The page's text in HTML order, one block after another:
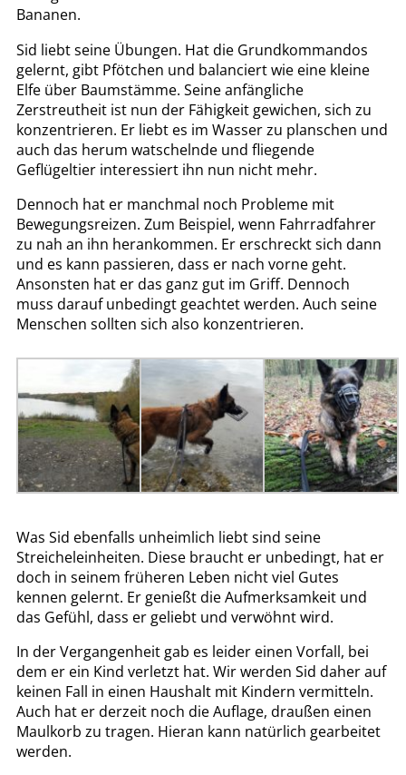
Bananen.
Sid liebt seine Übungen. Hat die Grundkommandos
gelernt, gibt Pfötchen und balanciert wie eine kleine
Elfe über Baumstämme. Seine anfängliche
Zerstreutheit ist nun der Fähigkeit gewichen, sich zu
konzentrieren. Er liebt es im Wasser zu planschen und
auch das herum watschelnde und fliegende
Geflügeltier interessiert ihn nun nicht mehr.
Dennoch hat er manchmal noch Probleme mit
Bewegungsreizen. Zum Beispiel, wenn Fahrradfahrer
zu nah an ihn herankommen. Er erschreckt sich dann
und es kann passieren, dass er nach vorne geht.
Ansonsten hat er das ganz gut im Griff. Dennoch
muss darauf unbedingt geachtet werden. Auch seine
Menschen sollten sich also konzentrieren.
Was Sid ebenfalls unheimlich liebt sind seine
Streicheleinheiten. Diese braucht er unbedingt, hat er
doch in seinem früheren Leben nicht viel Gutes
kennen gelernt. Er genießt die Aufmerksamkeit und
das Gefühl, dass er geliebt und verwöhnt wird.
In der Vergangenheit gab es leider einen Vorfall, bei
dem er ein Kind verletzt hat. Wir werden Sid daher auf
keinen Fall in einen Haushalt mit Kindern vermitteln.
Auch hat er derzeit noch die Auflage, draußen einen
Maulkorb zu tragen. Hieran kann natürlich gearbeitet
werden.